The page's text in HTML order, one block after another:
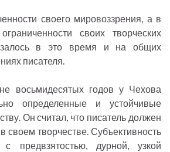
своего мировоззрения, а в
своих творческих
в это время и на общих
писателя.
восьмидесятых годов у Чехова
определенные и устойчивые
Он считал, что писатель должен
своем творчестве. Субъективность
предвзятостью, дурной, узкой